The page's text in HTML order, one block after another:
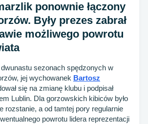
ponownie łączony
Były prezes zabrał
możliwego powrotu
sezonach spędzonych w
jej wychowanek Bartosz
się na zmianę klubu i podpisał
Lublin. Dla gorzowskich kibiców było
rozstanie, a od tamtej pory regularnie
powrotu lidera reprezentacji